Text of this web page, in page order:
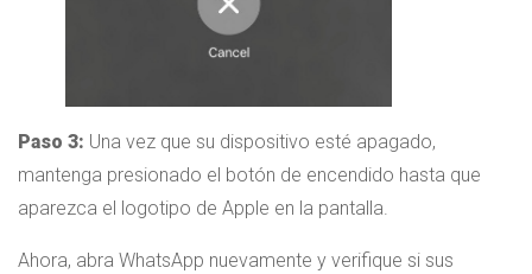
Paso 3: Una vez que su dispositivo esté apagado,
mantenga presionado el botón de encendido hasta que
aparezca el logotipo de Apple en la pantalla.
Ahora, abra WhatsApp nuevamente y verifique si sus